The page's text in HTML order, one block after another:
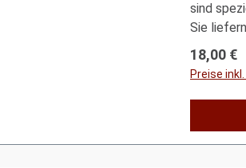
sind
Sie
Die
Seite mit
BE2020
BE8005
Audio
(MP3-
18,00 €
Preise